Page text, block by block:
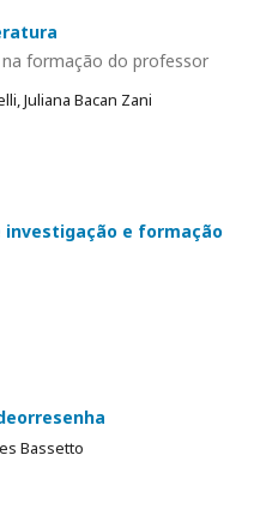
formação do professor
Juliana Bacan Zani
investigação e formação
Bassetto